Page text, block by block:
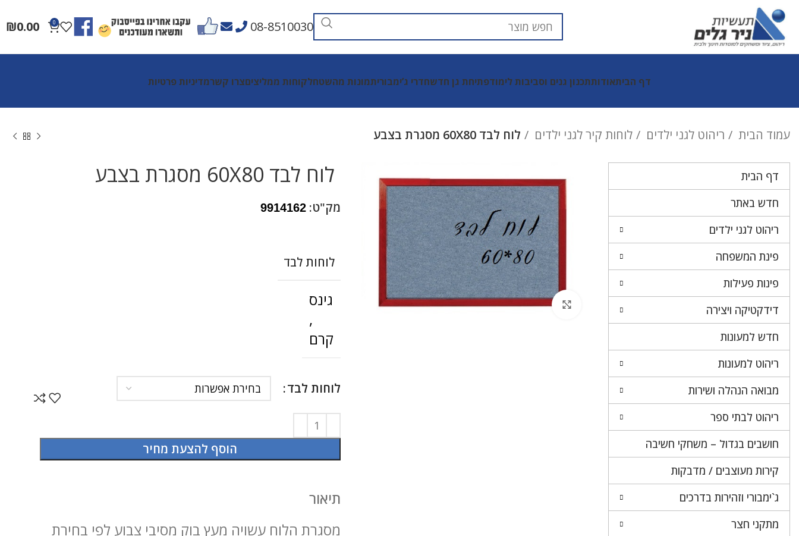
08-8510030
0
₪0.00
דף הביתאודותתכנון גנים וסביבות לימודפתיחת גן חדשחדרי ג’ימבוריתמונות מהשטחלקוחות ממליציםצרו קשרמדיניות פרטיות
עמוד הבית ריהוט לגני ילדים לוחות קיר לגני ילדים לוח לבד 60X80 מסגרת בצבע
דף הבית
חדש באתר
ריהוט לגני ילדים
פינת המשפחה
פינות פעילות
דידקטיקה ויצירה
חדש למעונות
ריהוט למעונות
מבואה הנהלה ושירות
ריהוט לבתי ספר
חושבים בגדול – משחקי חשיבה
קירות מעוצבים / מדבקות
ג`ימבורי וזהירות בדרכים
מתקני חצר
לחץ להגדלה
לוח לבד 60X80 מסגרת בצבע
מק"ט: 9914162
לוחות לבד
גינס
,
קרם
לוחות לבד
הוסף להצעת מחיר
תיאור
מסגרת הלוח עשויה מעץ בוק מסיבי צבוע לפי בחירת